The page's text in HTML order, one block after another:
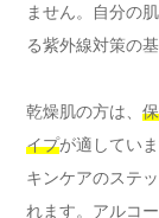
ません。自分の
る紫外線対策の基
乾燥肌の方は、
イプが適してい
キンケアのステ
れます。アルコ